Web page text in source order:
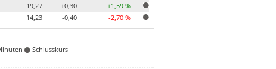
19,27 +0,30
+1,59 %
14,23 -0,40 -2,70 %
Schlusskurs